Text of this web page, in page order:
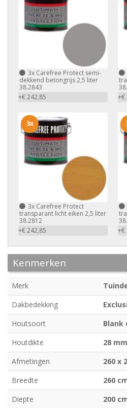
3x Carefree Protect semi-
dekkend betongrijs 2,5 liter
38.2843
+€ 242,85
+€
3x Carefree Protect
transparant licht eiken 2,5 liter
38.2812
+€ 242,85
3x
+€
Kenmerken
Merk
Dakbedekking
Houtsoort
Blank
Houtdikte
28 mm
Afmetingen
260 x
Breedte
260
Diepte
200